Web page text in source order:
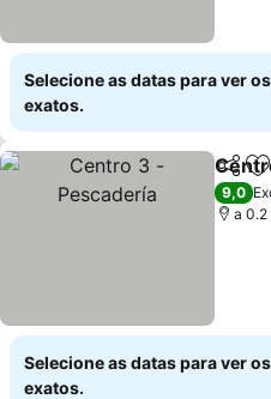
Selecione as datas para ver
exatos.
9,0
a 0.2
Selecione as datas para ver
exatos.